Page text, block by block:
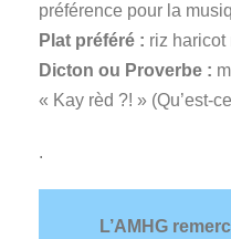
préférence pour la
Plat préféré : riz haricot
Dicton ou Proverbe :
« Kay rèd ?! » (Qu’est-
.
L’AMHG